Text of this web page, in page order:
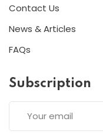
Contact Us
News & Articles
FAQs
Subscription